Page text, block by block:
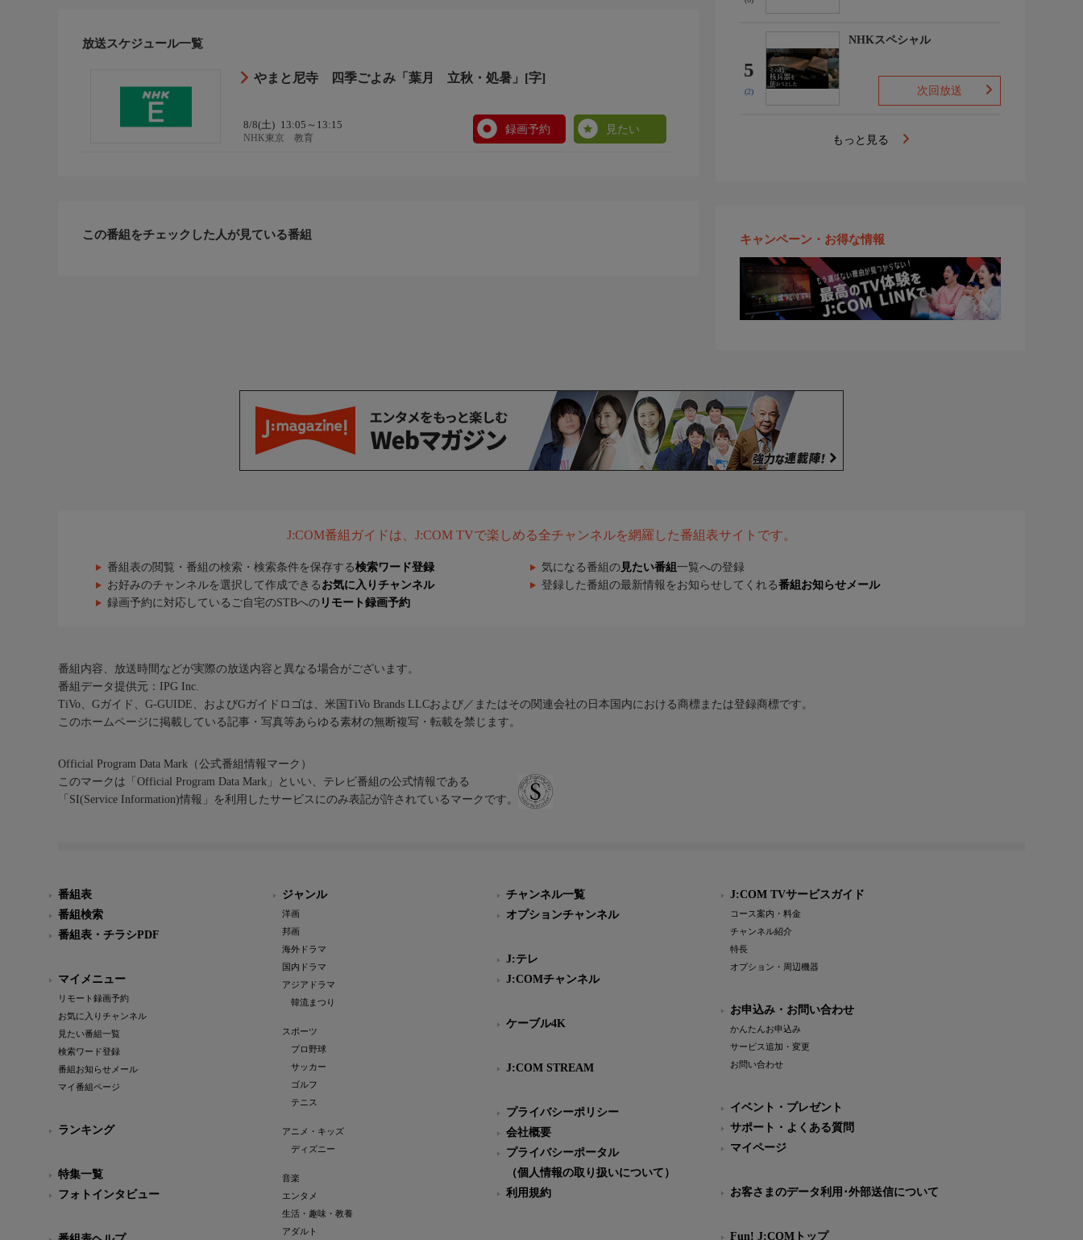
放送スケジュール一覧
やまと尼寺 四季ごよみ「葉月 立秋・処暑」[字]
8/8(土) 13:05～13:15
NHK東京 教育
録画予約 見たい
この番組をチェックした人が見ている番組
5
(2)
NHKスペシャル
次回放送
もっと見る
キャンペーン・お得な情報
J:COM番組ガイドは、J:COM TVで楽しめる全チャンネルを網羅した番組表サイトです。
番組表の閲覧・番組の検索・検索条件を保存する検索ワード登録 気になる番組の 見たい番組 一覧への登録
お好みのチャンネルを選択して作成できる お気に入りチャンネル 登録した番組の最新情報をお知らせしてくれる番組お知らせメール
録画予約に対応しているご自宅のSTBへの リモート録画予約
番組内容、放送時間などが実際の放送内容と異なる場合がございます。
番組データ提供元：IPG Inc.
TiVo、Gガイド、G-GUIDE、およびGガイドロゴは、米国TiVo Brands LLCおよび／またはその関連会社の日本国内における商標または登録商標です。
このホームページに掲載している記事・写真等あらゆる素材の無断複写・転載を禁じます。
Official Program Data Mark（公式番組情報マーク）
このマークは「Official Program Data Mark」といい、テレビ番組の公式情報である
「SI(Service Information)情報」を利用したサービスにのみ表記が許されているマークです。
番組表
番組検索
番組表・チラシPDF
マイメニュー
リモート録画予約
お気に入りチャンネル
見たい番組一覧
検索ワード登録
番組お知らせメール
マイ番組ページ
ランキング
特集一覧
フォトインタビュー
ジャンル
洋画
邦画
海外ドラマ
国内ドラマ
アジアドラマ
韓流まつり
スポーツ
プロ野球
サッカー
ゴルフ
テニス
アニメ・キッズ
ディズニー
音楽
エンタメ
生活・趣味・教養
アダルト
チャンネル一覧
オプションチャンネル
J:テレ
J:COMチャンネル
ケーブル4K
J:COM STREAM
プライバシーポリシー
会社概要
プライバシーポータル
（個人情報の取り扱いについて）
利用規約
J:COM TVサービスガイド
コース案内・料金
チャンネル紹介
特長
オプション・周辺機器
お申込み・お問い合わせ
かんたんお申込み
サービス追加・変更
お問い合わせ
イベント・プレゼント
サポート・よくある質問
マイページ
お客さまのデータ利用･外部送信について
Fun! J:COMトップ